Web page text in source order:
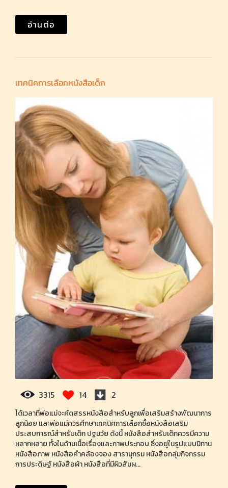
อ่านต่อ
เทคนิคการเลือกหนังสือเด็ก
3315 14 2
ได้เวลาที่พ่อแม่จะคัดสรรหนังสือสำหรับลูกเพื่อเสริมสร้างพัฒนาการ
ลูกน้อย และพ่อแม่ควรศึกษาเทคนิคการเลือกซื้อหนังสือเสริม
ประสบการณ์สำหรับเด็ก ปฐมวัย ดังนี้ หนังสือสำหรับเด็กควรมีความ
หลากหลาย ทั้งในด้านเนื้อเรื่องและภาพประกอบ ซึ่งอยู่ในรูปแบบนิทาน
หนังสือภาพ หนังสือคำคล้องจอง สารานุกรม หนังสือกลุ่มกิจกรรม
การประดิษฐ์ หนังสือผ้า หนังสือที่มีผิวสัมผ...